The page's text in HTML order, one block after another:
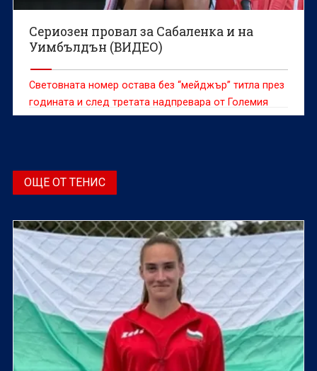
Сериозен провал за Сабаленка и на
Уимбълдън (ВИДЕО)
Световната номер остава без “мейджър” титла през
годината и след третата надпревара от Големия
шлем
ОЩЕ ОТ ТЕНИС